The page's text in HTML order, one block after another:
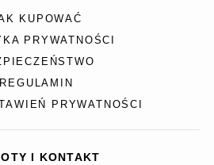
KUPOWAĆ
PRYWATNOŚCI
REGULAMIN
PRYWATNOŚCI
I KONTAKT